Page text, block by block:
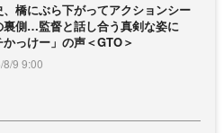
、橋にぶら下がってアクションシー
裏側…監督と話し合う真剣な姿に
かっけー」の声＜GTO＞
8/9 9:00